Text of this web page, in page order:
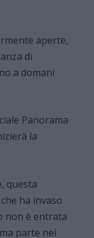
aperte,
di
a domani
Panorama
la
questa
ha invaso
non è entrata
parte nei